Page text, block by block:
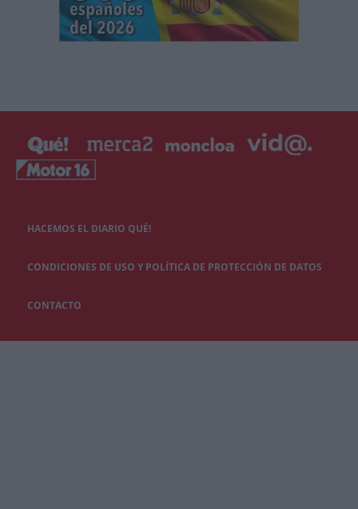
HACEMOS EL DIARIO QUÉ!
CONDICIONES DE USO Y POLÍTICA DE PROTECCIÓN DE DATOS
CONTACTO